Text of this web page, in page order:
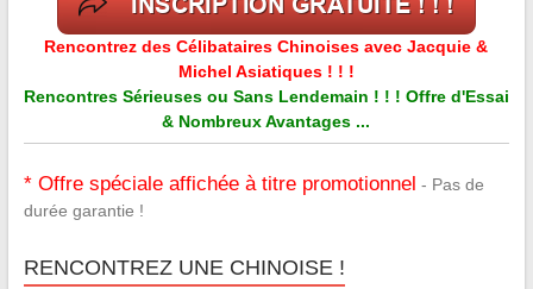
Rencontrez des Célibataires Chinoises avec Jacquie &
Michel Asiatiques ! ! !
Rencontres Sérieuses ou Sans Lendemain ! ! ! Offre d'Essai
& Nombreux Avantages ...
* Offre spéciale affichée à titre promotionnel - Pas de
durée garantie !
RENCONTREZ UNE CHINOISE !